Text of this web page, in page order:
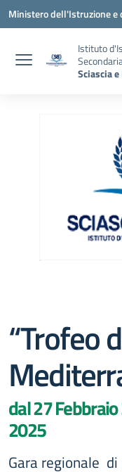
Vai ai contenuti
Vai al menu di navigazione
Vai al footer
Ministero dell'Istruzione e
Istituto
Sciascia
“Trofeo
dal 27
2025
Gara regionale